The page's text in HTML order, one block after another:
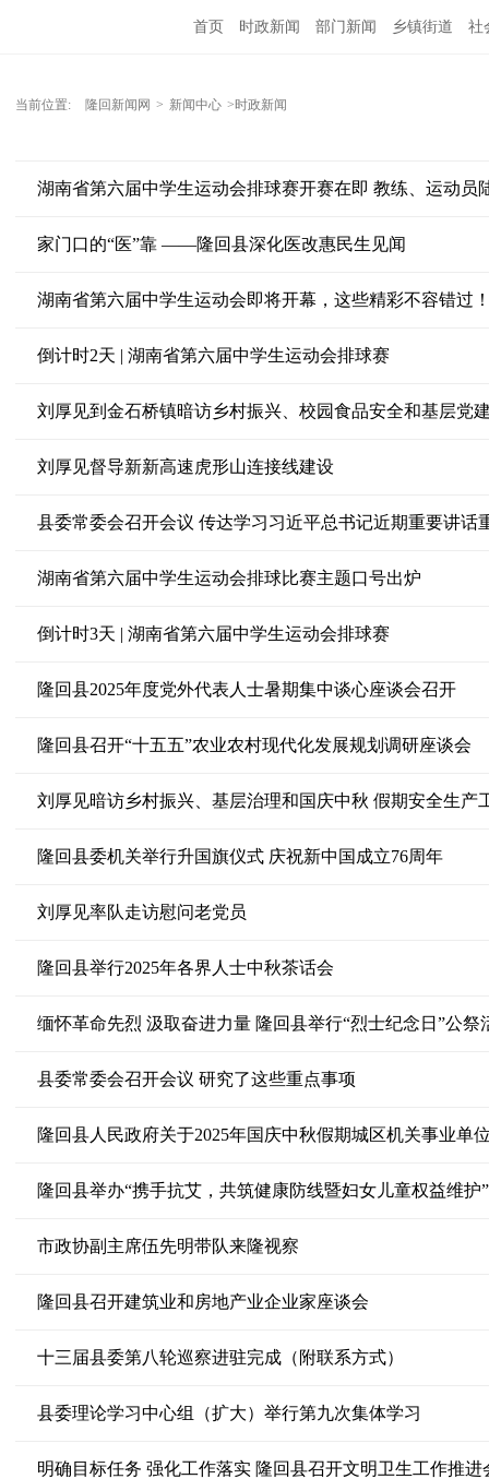
首页 时政新闻 部门新闻 乡镇街道 社
当前位置: 隆回新闻网 > 新闻中心 >时政新闻
湖南省第六届中学生运动会排球赛开赛在即 教练、运动员
家门口的“医”靠 ——隆回县深化医改惠民生见闻
湖南省第六届中学生运动会即将开幕，这些精彩不容错过
倒计时2天 | 湖南省第六届中学生运动会排球赛
刘厚见到金石桥镇暗访乡村振兴、校园食品安全和基层党
刘厚见督导新新高速虎形山连接线建设
县委常委会召开会议 传达学习习近平总书记近期重要讲话
湖南省第六届中学生运动会排球比赛主题口号出炉
倒计时3天 | 湖南省第六届中学生运动会排球赛
隆回县2025年度党外代表人士暑期集中谈心座谈会召开
隆回县召开“十五五”农业农村现代化发展规划调研座谈会
刘厚见暗访乡村振兴、基层治理和国庆中秋 假期安全生产
隆回县委机关举行升国旗仪式 庆祝新中国成立76周年
刘厚见率队走访慰问老党员
隆回县举行2025年各界人士中秋茶话会
缅怀革命先烈 汲取奋进力量 隆回县举行“烈士纪念日”公祭
县委常委会召开会议 研究了这些重点事项
隆回县人民政府关于2025年国庆中秋假期城区机关事业单
隆回县举办“携手抗艾，共筑健康防线暨妇女儿童权益维护
市政协副主席伍先明带队来隆视察
隆回县召开建筑业和房地产业企业家座谈会
十三届县委第八轮巡察进驻完成（附联系方式）
县委理论学习中心组（扩大）举行第九次集体学习
明确目标任务 强化工作落实 隆回县召开文明卫生工作推进